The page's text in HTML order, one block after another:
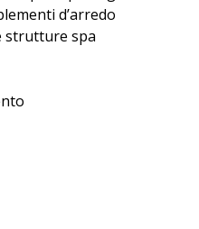
d’arredo
strutture spa